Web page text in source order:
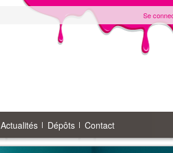
Se
Actualités Dépôts Contact